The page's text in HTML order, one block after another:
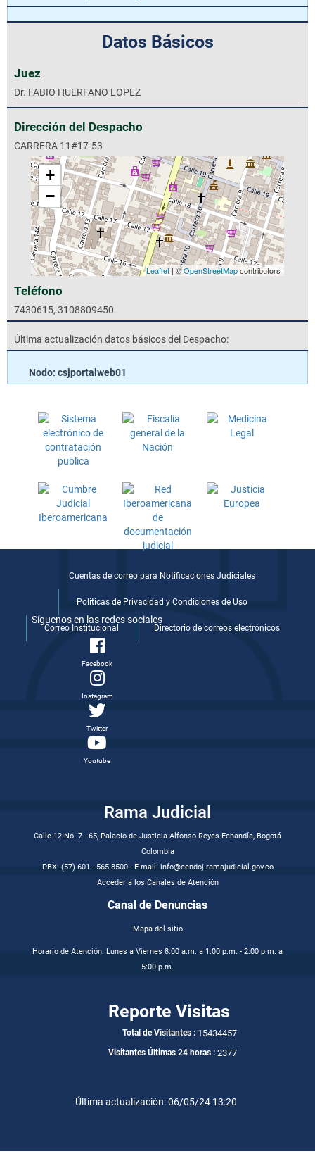
Datos Básicos
Juez
Dr. FABIO HUERFANO LOPEZ
Dirección del Despacho
CARRERA 11#17-53
+
−
Leaflet| ©OpenStreetMapcontributors
Teléfono
7430615, 3108809450
Última actualización datos básicos del Despacho:
Nodo: csjportalweb01
Cuentas de correo para Notificaciones Judiciales
Politicas de Privacidad y Condiciones de Uso
Correo Institucional Directorio de correos electrónicos
Síguenos en las redes sociales
Facebook
Instagram
Twitter
Youtube
Rama Judicial
Calle 12 No. 7 - 65, Palacio de Justicia Alfonso Reyes Echandía, Bogotá
Colombia
PBX: (57) 601 - 565 8500 - E-mail: info@cendoj.ramajudicial.gov.co
Acceder a los Canales de Atención
Canal de Denuncias
Mapa del sitio
Horario de Atención: Lunes a Viernes 8:00 a.m. a 1:00 p.m. - 2:00 p.m. a
5:00 p.m.
Reporte Visitas
Total de Visitantes : 15434457
Visitantes Últimas 24 horas : 2377
Última actualización: 06/05/24 13:20